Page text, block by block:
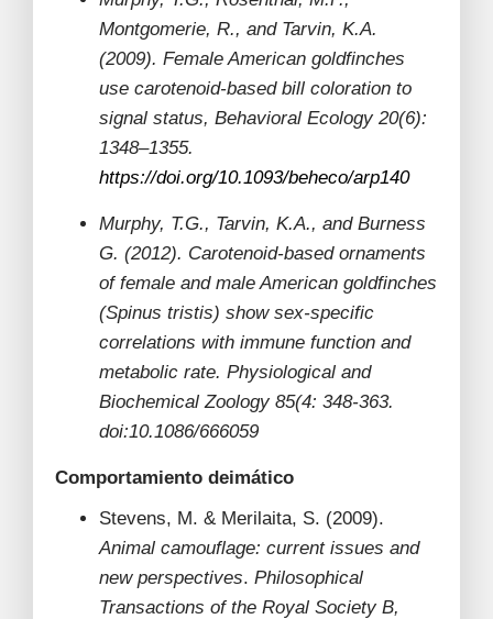
Montgomerie, R., and Tarvin, K.A.
(2009). Female American goldfinches
use carotenoid-based bill coloration to
signal status, Behavioral Ecology 20(6):
1348–1355.
https://doi.org/10.1093/beheco/arp140
Murphy, T.G., Tarvin, K.A., and Burness
G. (2012). Carotenoid-based ornaments
of female and male American goldfinches
(Spinus tristis) show sex-specific
correlations with immune function and
metabolic rate. Physiological and
Biochemical Zoology 85(4: 348-363.
doi:10.1086/666059
Comportamiento deimático
Stevens, M. & Merilaita, S. (2009).
Animal camouflage: current issues and
new perspectives. Philosophical
Transactions of the Royal Society B,